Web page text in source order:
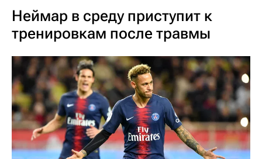
Неймар в среду приступит к
тренировкам после травмы